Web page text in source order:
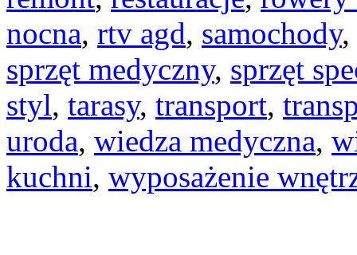
nocna, rtv agd, samochody,
sprzęt medyczny, sprzęt
styl, tarasy, transport,
uroda, wiedza medyczna,
kuchni, wyposażenie